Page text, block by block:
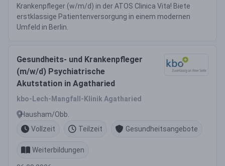
Krankenpfleger (w/m/d) in der ATOS Clinica Vita! Biete
erstklassige Patientenversorgung in einem modernen
Umfeld in Berlin.
Gesundheits- und Krankenpfleger
(m/w/d) Psychiatrische
Akutstation in Agatharied
kbo-Lech-Mangfall-Klinik Agatharied
Hausham/Obb.
Vollzeit
Teilzeit Gesundheitsangebote
Weiterbildungen